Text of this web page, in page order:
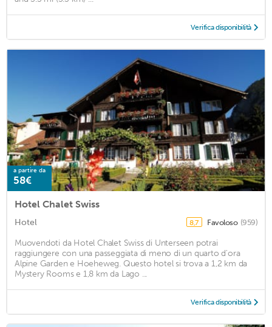
Verifica disponibilità
a partire da
58€
Hotel Chalet Swiss
Hotel 8,7 Favoloso (959)
Muovendoti da Hotel Chalet Swiss di Unterseen potrai
raggiungere con una passeggiata di meno di un quarto d'ora
Alpine Garden e Hoeheweg. Questo hotel si trova a 1,2 km da
Mystery Rooms e 1,8 km da Lago ...
Verifica disponibilità